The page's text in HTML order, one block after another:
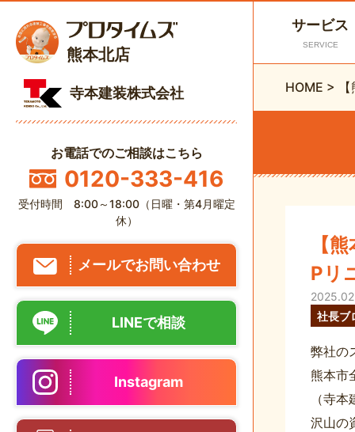
熊本北店
寺本建装株式会社
お電話でのご相談はこちら
0120-333-416
受付時間 8:00～18:00（日曜・第4月曜定
休）
メールでお問い合わせ
LINEで相談
Instagram
サービス
SERVICE
HOME >
【
Pリ
社長ブ
弊社の
熊本市
（寺
沢山の